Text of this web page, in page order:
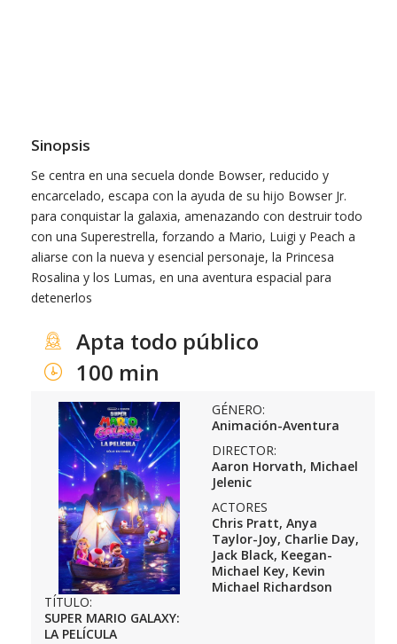
Sinopsis
Se centra en una secuela donde Bowser, reducido y
encarcelado, escapa con la ayuda de su hijo Bowser Jr.
para conquistar la galaxia, amenazando con destruir todo
con una Superestrella, forzando a Mario, Luigi y Peach a
aliarse con la nueva y esencial personaje, la Princesa
Rosalina y los Lumas, en una aventura espacial para
detenerlos
Apta todo público
100 min
TÍTULO:
SUPER MARIO GALAXY:
LA PELÍCULA
GÉNERO:
Animación-Aventura
DIRECTOR:
Aaron Horvath, Michael
Jelenic
ACTORES
Chris Pratt, Anya
Taylor-Joy, Charlie Day,
Jack Black, Keegan-
Michael Key, Kevin
Michael Richardson